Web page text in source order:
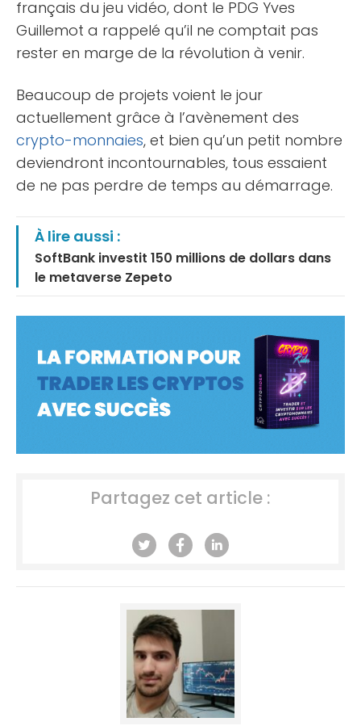
français du jeu vidéo, dont le PDG Yves
Guillemot a rappelé qu’il ne comptait pas
rester en marge de la révolution à venir.
Beaucoup de projets voient le jour
actuellement grâce à l’avènement des
crypto-monnaies, et bien qu’un petit nombre
deviendront incontournables, tous essaient
de ne pas perdre de temps au démarrage.
À lire aussi :
SoftBank investit 150 millions de dollars dans
le metaverse Zepeto
Partagez cet article :